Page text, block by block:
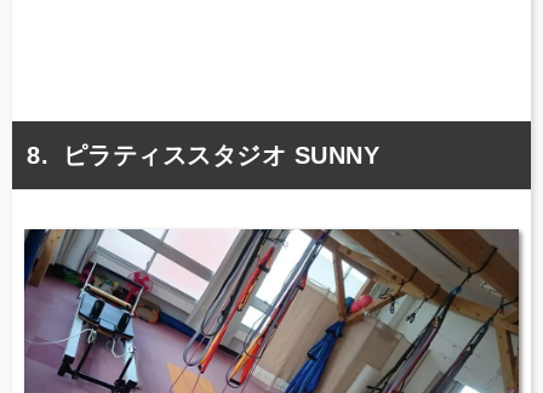
ピラティススタジオ SUNNY